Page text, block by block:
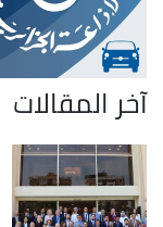
آخر المقالات